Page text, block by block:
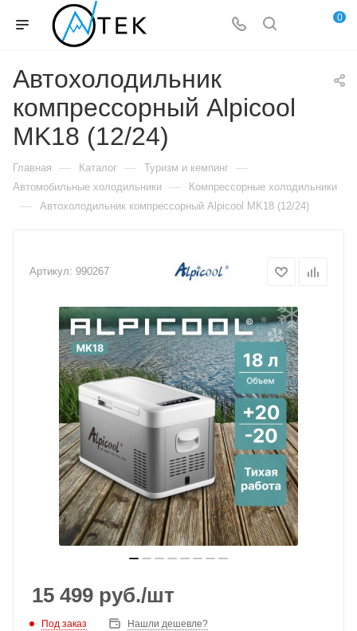
0
Автохолодильник
компрессорный Alpicool
MK18 (12/24)
Главная — Каталог — Туризм и кемпинг —
Автомобильные холодильники — Компрессорные холодильники
— Автохолодильник компрессорный Alpicool MK18 (12/24)
Артикул: 990267
15 499 руб./шт
Под заказ Нашли дешевле?